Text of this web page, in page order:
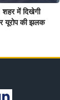
शहर में दिखेगी
यूरोप की झलक